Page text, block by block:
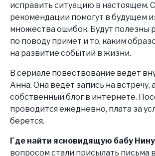
исправить ситуацию в настоящем.
рекомендации помогут в будущем
множества ошибок. Будут полезны
по поводу примет и то, каким
на развитие событий в жизни.
В сериале повествование ведет
Анна. Она ведет запись на встречу,
собственный блог в интернете.
проводится ежедневно, плата за
берется.
Где найти ясновидящую бабу Нину
вопросом стали присылать письма